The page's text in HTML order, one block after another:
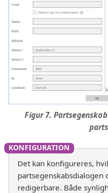
Figur 7.
Det kan konfigureres,
redigerbare. Både